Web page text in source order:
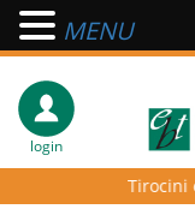
login
Tirocini
MENU